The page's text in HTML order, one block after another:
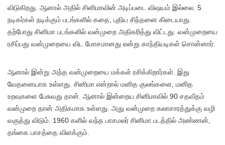
விடுகிறது. ஆனால் அதில் சினிமாவின் அடிப்படை விஷயம் இல்லை. 5
நடிகர்கள் நடிக்கும் படங்களில் கதை, புதிய சிந்தனை கிடையாது.
தற்போது சினிமா படங்களில் வன்முறை அதிகரித்து விட்டது. வன்முறையை
ரசிப்பது வன்முறையை விட மோசமானது என்று காந்தியடிகள் சொன்னார்.
ஆனால் இன்று அந்த வன்முறையை மக்கள் ரசிக்கிறார்கள். இது
வேதனையாக உள்ளது. சினிமா என்றால் மனித குலங்களை, மனித
உறவுகளை பேசுவது தான். ஆனால் இன்றைய சினிமாவில் 90 சதவீதம்
வன்முறை தான் அதிகமாக உள்ளது. அது வன்முறை கலாசாரத்துக்கு வழி
வகுத்து விடும். 1960 களில் வந்த பாசமலர் சினிமா படத்தில் அண்ணன்,
தங்கை பாசத்தை விளக்கும்.